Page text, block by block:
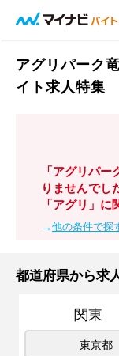
アグリパーク
イト求人特集
「アグリパ
りませんでし
「アグリ」に
→他の条件で探
都道府県から求
関東
東京都